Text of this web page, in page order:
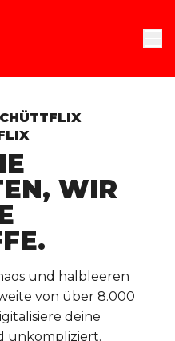
WIR
und halbleeren
von über 8.000
deine
unkompliziert.